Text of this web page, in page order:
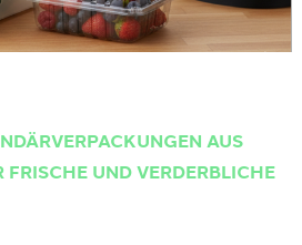
AUS
UND VERDERBLICHE